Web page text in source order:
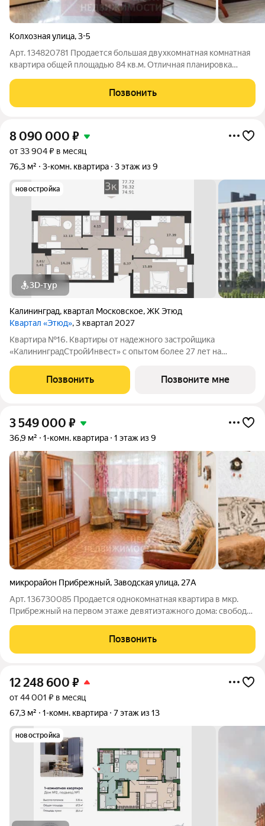
Колхозная улица,3-5
Арт. 134820781 Продается большая двухкомнатная комнатная
квартира общей площадью 84 кв.м. Отличная планировка
и 16.5 кв.м. просторный холл 12.4 кв.м. Высота потолков 3
метра! Две
Позвонить
8 090 000 ₽
от 33 904 ₽ в месяц
76,3 м²
3-комн. квартира 3 этаж из 9
новостройка
3D-тур
Калининград, квартал Московское,ЖК Этюд
Квартал «Этюд», 3 квартал 2027
Квартира №16. Квартиры от надежного застройщика
«КалининградСтройИнвест» с опытом более 27 лет на
Московском районе Калининграда, где пересекаются
новостройки и частный сектор. Это один из самых быстро
Позвонить Позвоните мне
3 549 000 ₽
36,9 м² 1-комн. квартира 1 этаж из 9
микрорайон Прибрежный,Заводская улица, 27А
Арт. 136730085 Продается однокомнатная квартира в мкр.
Прибрежный на первом этаже девятиэтажного дома: свобода
характеристики: - общая площадь 36.9 м2: комфортная
планировка для проживания; - большая
Позвонить
12 248 600 ₽
от 44 001 ₽ в месяц
67,3 м²
1-комн. квартира 7 этаж из 13
новостройка